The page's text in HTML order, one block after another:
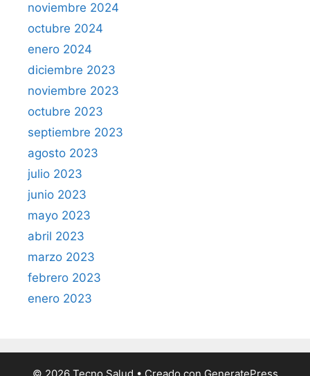
noviembre 2024
octubre 2024
enero 2024
diciembre 2023
noviembre 2023
octubre 2023
septiembre 2023
agosto 2023
julio 2023
junio 2023
mayo 2023
abril 2023
marzo 2023
febrero 2023
enero 2023